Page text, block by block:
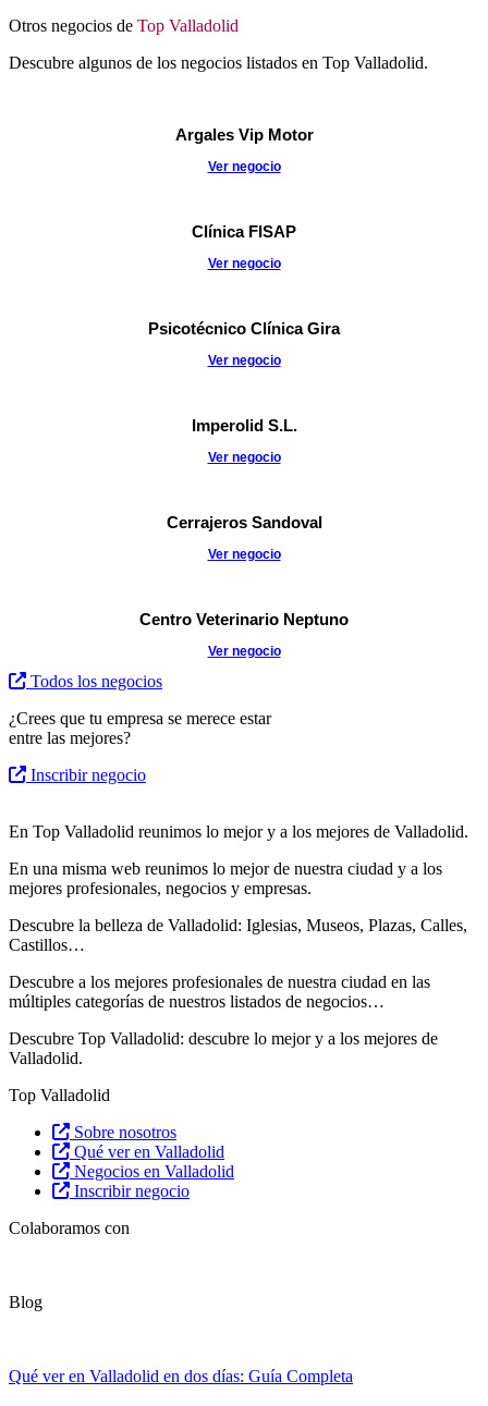
Otros negocios de Top Valladolid
Descubre algunos de los negocios listados en Top Valladolid.
Argales Vip Motor
Ver negocio
Clínica FISAP
Ver negocio
Psicotécnico Clínica Gira
Ver negocio
Imperolid S.L.
Ver negocio
Cerrajeros Sandoval
Ver negocio
Centro Veterinario Neptuno
Ver negocio
Todos los negocios
¿Crees que tu empresa se merece estar
entre las mejores?
Inscribir negocio
En Top Valladolid reunimos lo mejor y a los mejores de Valladolid.
En una misma web reunimos lo mejor de nuestra ciudad y a los
mejores profesionales, negocios y empresas.
Descubre la belleza de Valladolid: Iglesias, Museos, Plazas, Calles,
Castillos…
Descubre a los mejores profesionales de nuestra ciudad en las
múltiples categorías de nuestros listados de negocios…
Descubre Top Valladolid: descubre lo mejor y a los mejores de
Valladolid.
Top Valladolid
Sobre nosotros
Qué ver en Valladolid
Negocios en Valladolid
Inscribir negocio
Colaboramos con
Blog
Qué ver en Valladolid en dos días: Guía Completa